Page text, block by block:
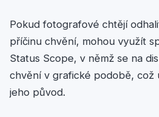
Pokud fotografové chtějí
příčinu chvění, mohou využít
Status Scope, v němž se na
chvění v grafické podobě, což
jeho původ.